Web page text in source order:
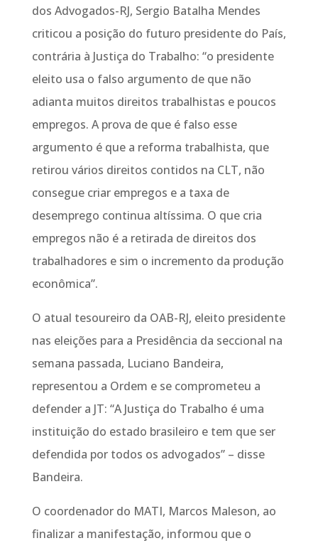
dos Advogados-RJ, Sergio Batalha Mendes
criticou a posição do futuro presidente do País,
contrária à Justiça do Trabalho: “o presidente
eleito usa o falso argumento de que não
adianta muitos direitos trabalhistas e poucos
empregos. A prova de que é falso esse
argumento é que a reforma trabalhista, que
retirou vários direitos contidos na CLT, não
consegue criar empregos e a taxa de
desemprego continua altíssima. O que cria
empregos não é a retirada de direitos dos
trabalhadores e sim o incremento da produção
econômica”.
O atual tesoureiro da OAB-RJ, eleito presidente
nas eleições para a Presidência da seccional na
semana passada, Luciano Bandeira,
representou a Ordem e se comprometeu a
defender a JT: “A Justiça do Trabalho é uma
instituição do estado brasileiro e tem que ser
defendida por todos os advogados” – disse
Bandeira.
O coordenador do MATI, Marcos Maleson, ao
finalizar a manifestação, informou que o